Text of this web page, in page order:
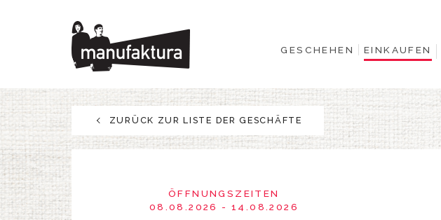
GESCHEHEN EINKAUFEN
GESCHEHEN
EINKAUFEN
ANGEBOTE
UNTERHALTUNG
RESTAURANTS
ZURÜCK ZUR LISTE DER GESCHÄFTE
ÖFFNUNGSZEITEN
08.08.2026 - 14.08.2026